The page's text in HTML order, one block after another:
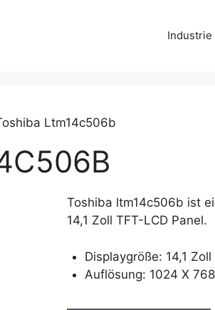
Industrie
Ltm14c506b
Toshiba ltm14c506b ist
14,1 Zoll TFT-LCD Panel.
Displaygröße: 14,1 Zoll
Auflösung: 1024 X 768